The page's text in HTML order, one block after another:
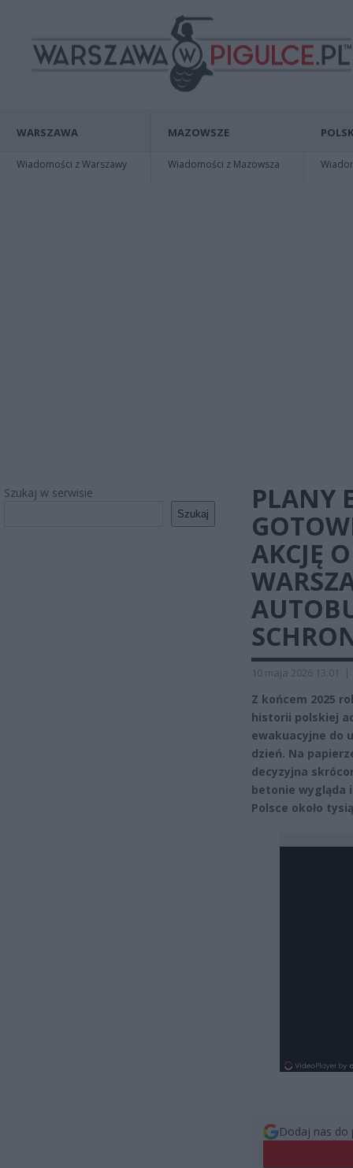
WARSZAWA
Wiadomości z Warszawy
MAZOWSZE
Wiadomości z Mazowsza
Szukaj w serwisie
Szukaj
PLANY
AKCJĘ
10 maja 2026 13:01 |
Z końcem 2025
historii polskiej
ewakuacyjne do
dzień. Na
decyzyjna
betonie wygląda
Polsce około
Dodaj nas do